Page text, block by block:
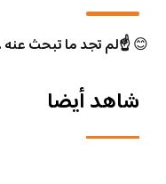
😊☝️لم تجد ما تبحث عنه
شاهد أيضا